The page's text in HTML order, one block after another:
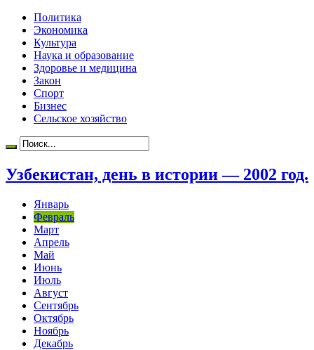
Политика
Экономика
Культура
Наука и образование
Здоровье и медицина
Закон
Спорт
Бизнес
Сельское хозяйство
Узбекистан, день в истории — 2002 год.
Январь
Февраль
Март
Апрель
Май
Июнь
Июль
Август
Сентябрь
Октябрь
Ноябрь
Декабрь